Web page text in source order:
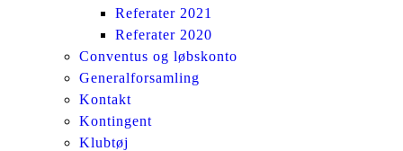
Referater 2021
Referater 2020
Conventus og løbskonto
Generalforsamling
Kontakt
Kontingent
Klubtøj